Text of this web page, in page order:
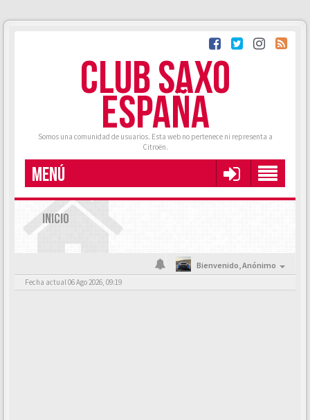
CLUB SAXO
ESPAÑA
Somos una comunidad de usuarios. Esta web no pertenece ni representa a
Citroën.
MENÚ
INICIO
Bienvenido,Anónimo
Fecha actual 06 Ago 2026, 09:19